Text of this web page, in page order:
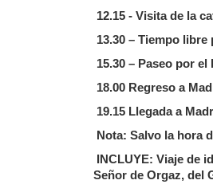
12.15 - Visita de la
13.30 – Tiempo
15.30 – Paseo por
18.00 Regreso a
19.15 Llegada a
Nota: Salvo la hora
INCLUYE: Viaje de
Señor de Orgaz, del